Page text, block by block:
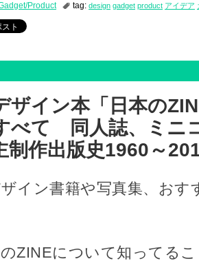
Product tag: design gadget product アイデア
ザイン本「日本の
べて 同人誌、ミニ
作出版史1960～
イン書籍や写真集、おす
ZINEについて知ってる